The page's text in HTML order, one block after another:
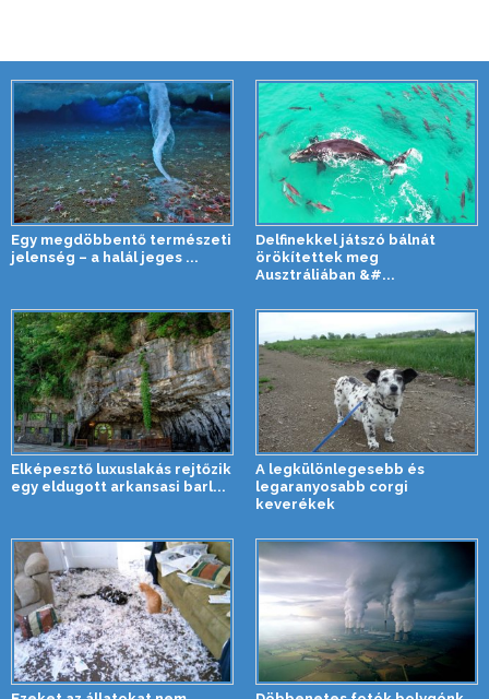
Egy megdöbbentő természeti
jelenség – a halál jeges ...
Delfinekkel játszó bálnát
örökítettek meg
Ausztráliában &#...
Elképesztő luxuslakás rejtőzik
egy eldugott arkansasi barl...
A legkülönlegesebb és
legaranyosabb corgi
keverékek